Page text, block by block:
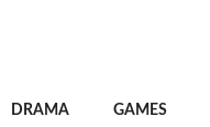
DRAMA GAMES